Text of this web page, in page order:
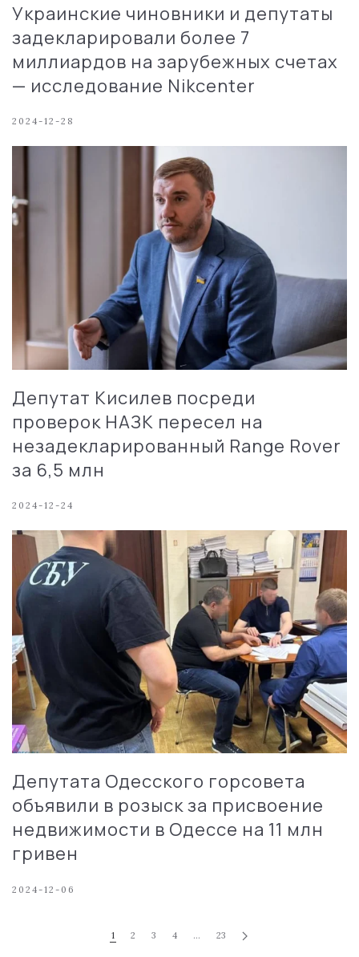
Украинские чиновники и депутаты
задекларировали более 7
миллиардов на зарубежных счетах
— исследование Nikcenter
2024-12-28
Депутат Кисилев посреди
проверок НАЗК пересел на
незадекларированный Range Rover
за 6,5 млн
2024-12-24
Депутата Одесского горсовета
объявили в розыск за присвоение
недвижимости в Одессе на 11 млн
гривен
2024-12-06
1 2 3 4 … 23